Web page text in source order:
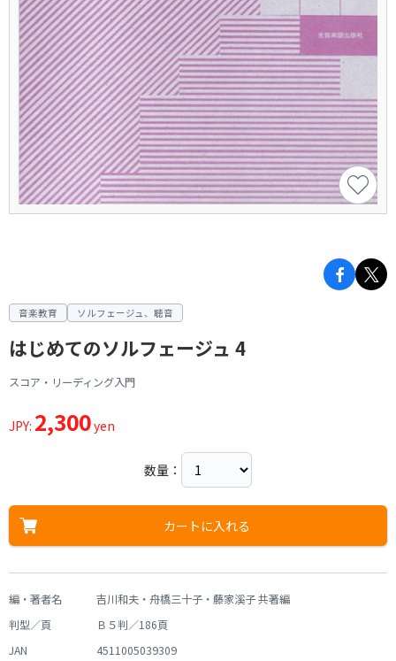
音楽教育 ソルフェージュ、聴音
はじめてのソルフェージュ 4
スコア・リーディング入門
JPY: 2,300yen
数量：
カートに入れる
編・著者名
吉川和夫・舟橋三十子・藤家溪子 共著編
判型／頁
Ｂ５判／186頁
JAN
4511005039309